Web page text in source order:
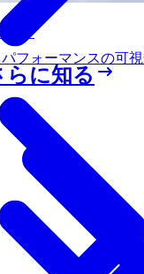
フォーマンスの可
シー
に知る